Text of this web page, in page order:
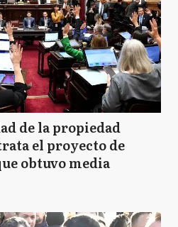
de la propiedad
el proyecto de
obtuvo media